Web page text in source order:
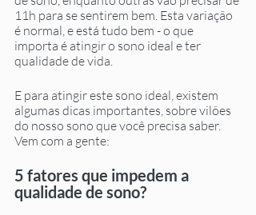
11h para se sentirem bem. Esta variação
é normal, e está tudo bem - o que
importa é atingir o sono ideal e ter
qualidade de vida.
E para atingir este sono ideal, existem
algumas dicas importantes, sobre vilões
do nosso sono que você precisa saber.
Vem com a gente:
5 fatores que impedem a
qualidade de sono?